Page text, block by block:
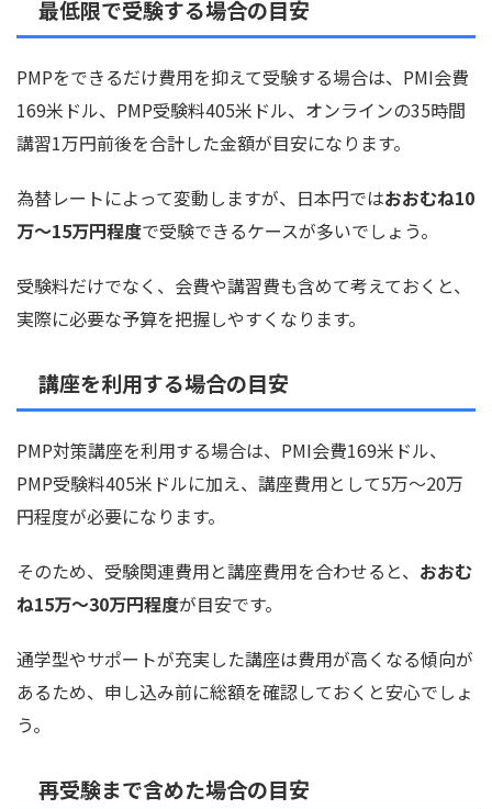
最低限で受験する場合の目安
PMPをできるだけ費用を抑えて受験する場合は、PMI会費
169米ドル、PMP受験料405米ドル、オンラインの35時間
講習1万円前後を合計した金額が目安になります。
為替レートによって変動しますが、日本円ではおおむね10
万〜15万円程度で受験できるケースが多いでしょう。
受験料だけでなく、会費や講習費も含めて考えておくと、
実際に必要な予算を把握しやすくなります。
講座を利用する場合の目安
PMP対策講座を利用する場合は、PMI会費169米ドル、
PMP受験料405米ドルに加え、講座費用として5万〜20万
円程度が必要になります。
そのため、受験関連費用と講座費用を合わせると、 おおむ
ね15万〜30万円程度が目安です。
通学型やサポートが充実した講座は費用が高くなる傾向が
あるため、申し込み前に総額を確認しておくと安心でしょ
う。
再受験まで含めた場合の目安